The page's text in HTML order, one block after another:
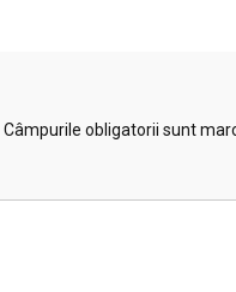
Câmpurile obligatorii sunt